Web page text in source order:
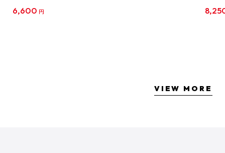
6,600 円
クリ
VIEW MORE